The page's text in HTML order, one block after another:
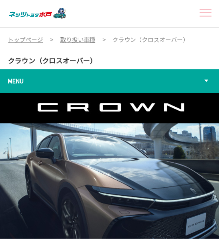
トップページ 取り扱い車種 クラウン（クロスオーバー）
クラウン（クロスオーバー）
MENU